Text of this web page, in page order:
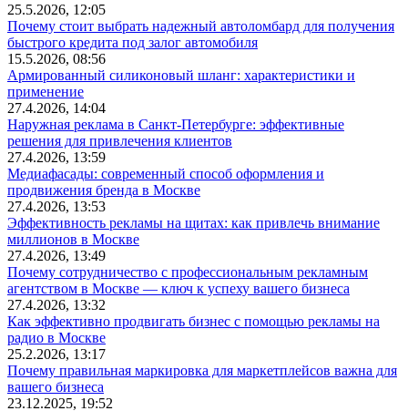
25.5.2026, 12:05
Почему стоит выбрать надежный автоломбард для получения
быстрого кредита под залог автомобиля
15.5.2026, 08:56
Армированный силиконовый шланг: характеристики и
применение
27.4.2026, 14:04
Наружная реклама в Санкт-Петербурге: эффективные
решения для привлечения клиентов
27.4.2026, 13:59
Медиафасады: современный способ оформления и
продвижения бренда в Москве
27.4.2026, 13:53
Эффективность рекламы на щитах: как привлечь внимание
миллионов в Москве
27.4.2026, 13:49
Почему сотрудничество с профессиональным рекламным
агентством в Москве — ключ к успеху вашего бизнеса
27.4.2026, 13:32
Как эффективно продвигать бизнес с помощью рекламы на
радио в Москве
25.2.2026, 13:17
Почему правильная маркировка для маркетплейсов важна для
вашего бизнеса
23.12.2025, 19:52